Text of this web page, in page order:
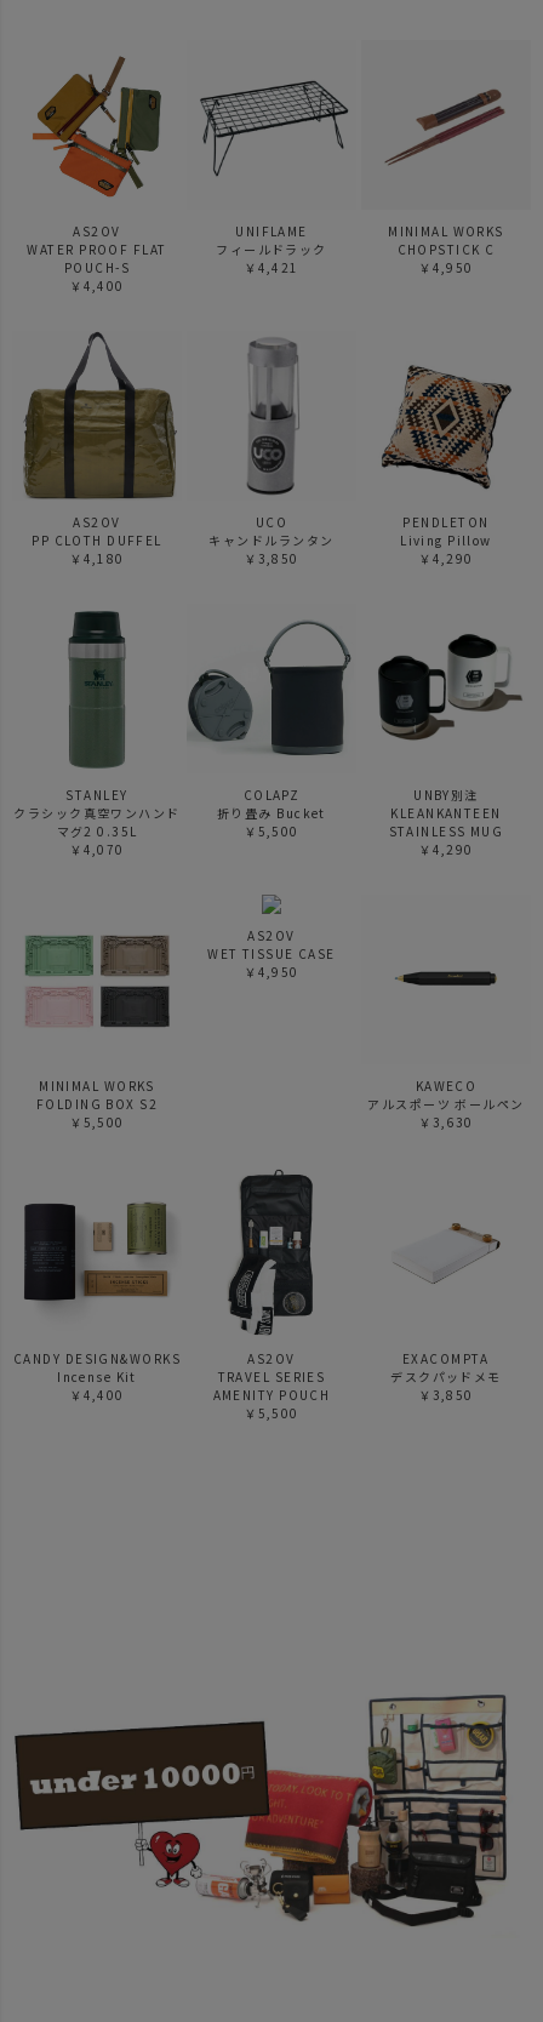
AS2OV
WATER PROOF FLAT
POUCH-S
￥4,400
UNIFLAME
フィールドラック
￥4,421
MINIMAL WORKS
CHOPSTICK C
￥4,950
AS2OV
PP CLOTH DUFFEL
￥4,180
UCO
キャンドルランタン
￥3,850
PENDLETON
Living Pillow
￥4,290
STANLEY
クラシック真空ワンハンド
マグ2 0.35L
￥4,070
COLAPZ
折り畳み Bucket
￥5,500
UNBY別注
KLEANKANTEEN
STAINLESS MUG
￥4,290
MINIMAL WORKS
FOLDING BOX S2
￥5,500
AS2OV
WET TISSUE CASE
￥4,950
KAWECO
アルスポーツ ボールペン
￥3,630
CANDY DESIGN&WORKS
Incense Kit
￥4,400
AS2OV
TRAVEL SERIES
AMENITY POUCH
￥5,500
EXACOMPTA
デスクパッドメモ
￥3,850